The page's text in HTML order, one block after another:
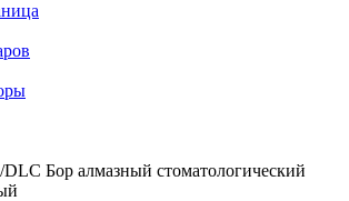
Бор алмазный стоматологический